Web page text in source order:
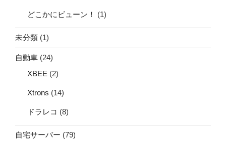
どこかにビューン！ (1)
未分類 (1)
自動車 (24)
XBEE (2)
Xtrons (14)
ドラレコ (8)
自宅サーバー (79)